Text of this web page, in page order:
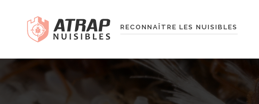
RECONNAÎTRE LES NUISIBLES